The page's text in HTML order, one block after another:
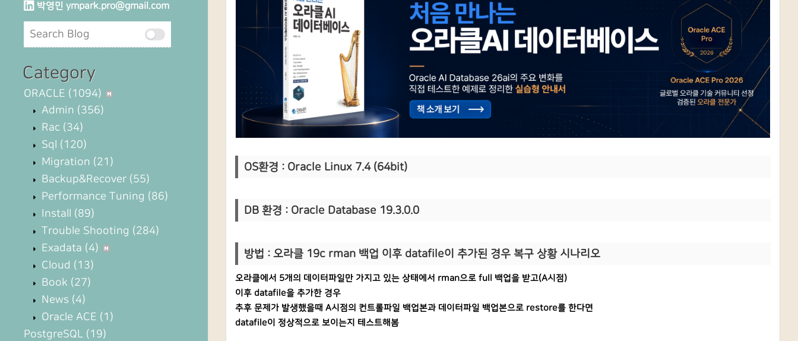
박영민 ympark.pro@gmail.com
Category
ORACLE (1094)
Admin (356)
Rac (34)
Sql (120)
Migration (21)
Backup&Recover (55)
Performance Tuning (86)
Install (89)
Trouble Shooting (284)
Exadata (4)
Cloud (13)
Book (27)
News (4)
Oracle ACE (1)
PostgreSQL (19)
OS환경 : Oracle Linux 7.4 (64bit)
DB 환경 : Oracle Database 19.3.0.0
방법 : 오라클 19c rman 백업 이후 datafile이 추가된 경우 복구 상황 시나리오
오라클에서 5개의 데이터파일만 가지고 있는 상태에서 rman으로 full 백업을 받고(A시점)
이후 datafile을 추가한 경우
추후 문제가 발생했을때 A시점의 컨트롤파일 백업본과 데이터파일 백업본으로 restore를 한다면
datafile이 정상적으로 보이는지 테스트해봄